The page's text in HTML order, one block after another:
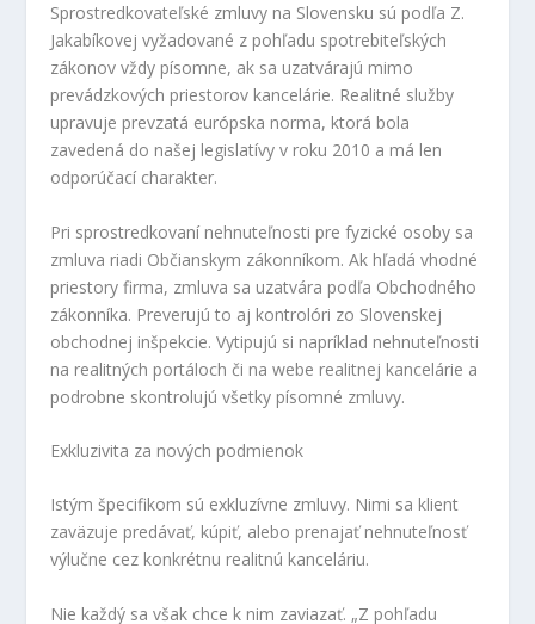
Sprostredkovateľské zmluvy na Slovensku sú podľa Z.
Jakabíkovej vyžadované z pohľadu spotrebiteľských
zákonov vždy písomne, ak sa uzatvárajú mimo
prevádzkových priestorov kancelárie. Realitné služby
upravuje prevzatá európska norma, ktorá bola
zavedená do našej legislatívy v roku 2010 a má len
odporúčací charakter.
Pri sprostredkovaní nehnuteľnosti pre fyzické osoby sa
zmluva riadi Občianskym zákonníkom. Ak hľadá vhodné
priestory firma, zmluva sa uzatvára podľa Obchodného
zákonníka. Preverujú to aj kontrolóri zo Slovenskej
obchodnej inšpekcie. Vytipujú si napríklad nehnuteľnosti
na realitných portáloch či na webe realitnej kancelárie a
podrobne skontrolujú všetky písomné zmluvy.
Exkluzivita za nových podmienok
Istým špecifikom sú exkluzívne zmluvy. Nimi sa klient
zaväzuje predávať, kúpiť, alebo prenajať nehnuteľnosť
výlučne cez konkrétnu realitnú kanceláriu.
Nie každý sa však chce k nim zaviazať. „Z pohľadu